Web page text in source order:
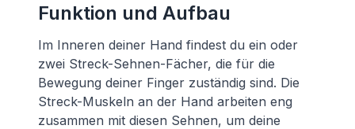
Funktion und Aufbau
Im Inneren deiner Hand findest du ein oder
zwei Streck-Sehnen-Fächer, die für die
Bewegung deiner Finger zuständig sind. Die
Streck-Muskeln an der Hand arbeiten eng
zusammen mit diesen Sehnen, um deine